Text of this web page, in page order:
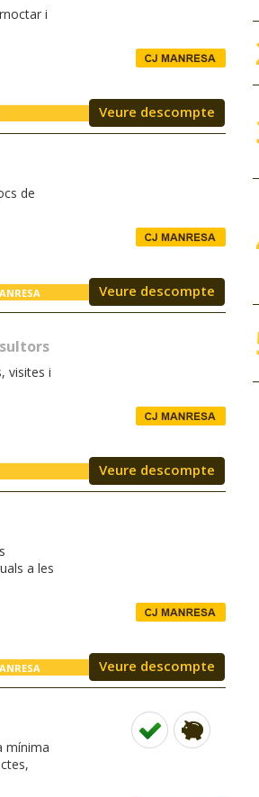
i
Veure descompte
de
Veure descompte
visites i
Veure descompte
a les
Veure descompte
mínima